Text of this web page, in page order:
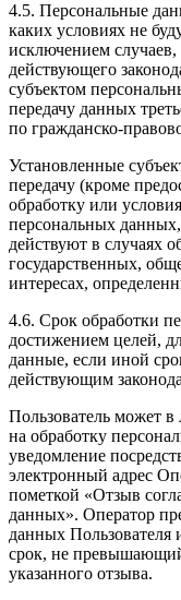
4.5. Персональные
каких условиях не
исключением
действующего
субъектом
передачу данных
по гражданско-
Установленные
передачу (кроме
обработку или
персональных
действуют в случаях
государственных,
интересах,
4.6. Срок обработки
достижением целей,
данные, если иной
действующим
Пользователь может в
на обработку
уведомление
электронный адрес
пометкой «Отзыв
данных». Оператор
данных Пользователя
срок, не
указанного отзыва.